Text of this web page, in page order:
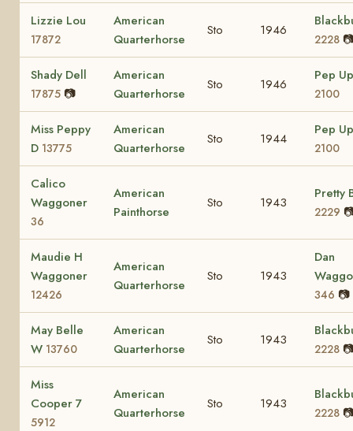
Lizzie Lou
17872
American
Quarterhorse
Sto 1946
2228
Shady Dell
17875 📷
American
Quarterhorse
Sto 1946
Pep Up
2100
Miss Peppy
D 13775
American
Quarterhorse
Sto 1944
Pep Up
2100
Calico
Waggoner
36
American
Painthorse
Sto 1943
Pretty
2229
Maudie H
Waggoner
12426
American
Quarterhorse
Sto 1943
Dan
346 📷
May Belle
W 13760
American
Quarterhorse
Sto 1943
2228
Miss
Cooper 7
5912
American
Quarterhorse
Sto 1943
2228